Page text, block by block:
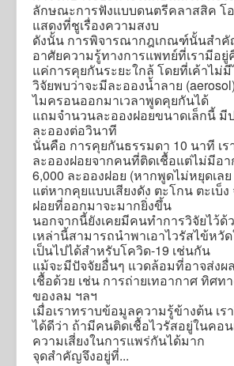
ลักษณะการฟังแบบดนตรีคลาสสิค โอ
แสดงที่ชูเรื่องความสงบ
ดังนั้น การพิจารณากฎเกณฑ์นั้นสำคั
อาศัยความรู้ทางการแพทย์ที่เรามีอยู่
แค่การคุยกันระยะใกล้ โดยที่เค้าไม่
วิจัยพบว่าจะมีละอองน้ำลาย
ไมครอนออกมาเวลาพูดคุยกันได้
แถมจำนวนละอองฝอยขนาดเล็กนี้ มี
ละอองต่อวินาที
นั่นคือ การคุยกันธรรมดา 10 นาที เ
ละอองฝอยจากคนที่ติดเชื้อแต่ไม่มีอา
6,000 ละอองฝอย (หากพูดไม่หยุดเลย
แต่หากคุยแบบเสียงดัง ตะโกน ตะเบ็
ฝอยที่ออกมาจะมากยิ่งขึ้น
นอกจากนี้ยังเคยมีคนทำการวิจัยไว้ด้
เหล่านี้สามารถนำพาเอาไวรัสไข้หวั
เป็นไปได้สำหรับโควิด-19 เช่นกัน
แม้จะมีปัจจัยอื่นๆ แวดล้อมที่อาจส่งผ
เชื้อด้วย เช่น การถ่ายเทอากาศ ทิศท
ของลม ฯลฯ
เมื่อเราทราบข้อมูลความรู้ข้างต้น เร
ได้ดีว่า ถ้ามีคนติดเชื้อไวรัสอยู่ในคอ
ความเสี่ยงในการแพร่กันได้มาก
จุดสำคัญจึงอยู่ที่...